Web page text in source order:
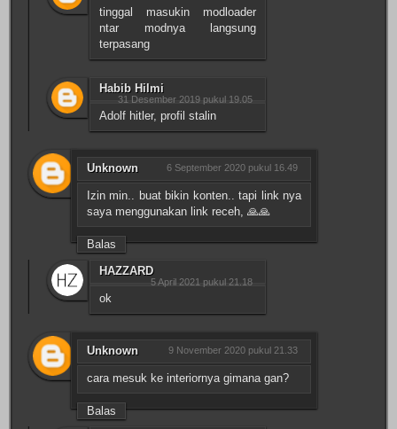
tinggal masukin modloader
ntar modnya langsung
terpasang
Habib Hilmi
31 Desember 2019 pukul 19.05
Adolf hitler, profil stalin
Unknown 6 September 2020 pukul 16.49
Izin min.. buat bikin konten.. tapi link nya
saya menggunakan link receh, 🙏🙏
Balas
HAZZARD
5 April 2021 pukul 21.18
ok
Unknown 9 November 2020 pukul 21.33
cara mesuk ke interiornya gimana gan?
Balas